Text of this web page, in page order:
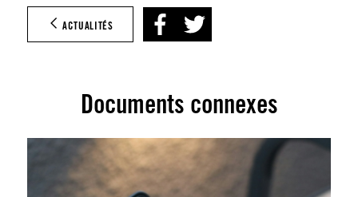
ACTUALITÉS
Documents connexes